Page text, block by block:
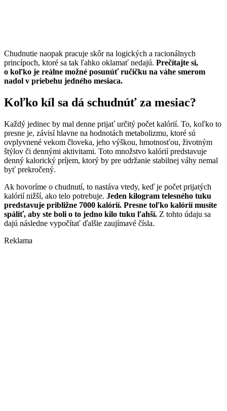
Chudnutie naopak pracuje skôr na logických a racionálnych
princípoch, ktoré sa tak ľahko oklamať nedajú. Prečítajte si,
o koľko je reálne možné posunúť ručičku na váhe smerom
nadol v priebehu jedného mesiaca.
Koľko kíl sa dá schudnúť za mesiac?
Každý jedinec by mal denne prijať určitý počet kalórií. To, koľko to
presne je, závisí hlavne na hodnotách metabolizmu, ktoré sú
ovplyvnené vekom človeka, jeho výškou, hmotnosťou, životným
štýlov či dennými aktivitami. Toto množstvo kalórií predstavuje
denný kalorický príjem, ktorý by pre udržanie stabilnej váhy nemal
byť prekročený.
Ak hovoríme o chudnutí, to nastáva vtedy, keď je počet prijatých
kalórií nižší, ako telo potrebuje. Jeden kilogram telesného tuku
predstavuje približne 7000 kalórií. Presne toľko kalórií musíte
spáliť, aby ste boli o to jedno kilo tuku ľahší. Z tohto údaju sa
dajú následne vypočítať ďalšie zaujímavé čísla.
Reklama